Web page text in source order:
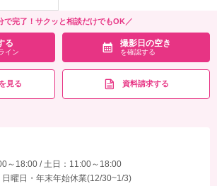
で完了！サクッと相談だけでもOK／
る
イン
撮影日の空き
を確認する
見る 資料請求する
～18:00 / 土日：11:00～18:00
曜日・年末年始休業(12/30~1/3)